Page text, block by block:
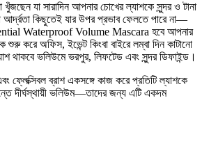
যা সারাদিন আপনার চোখের ল্যাশকে সুন্দর ও টানা
আর্দ্রতা কিছুতেই যার উপর প্রভাব ফেলতে পারে না—
Waterproof Volume Mascara হবে আপনার
শুরু করে অফিস, ইভেন্ট কিংবা বাইরে লম্বা দিন কাটানো
থাকবে ভলিউমে ভরপুর, লিফটেড এবং সুন্দর ডিফাইন্ড।
ফ্লেক্সিবল ব্রাশ একসঙ্গে কাজ করে প্রতিটি ল্যাশকে
দীর্ঘস্থায়ী ভলিউম—তাদের জন্য এটি একদম